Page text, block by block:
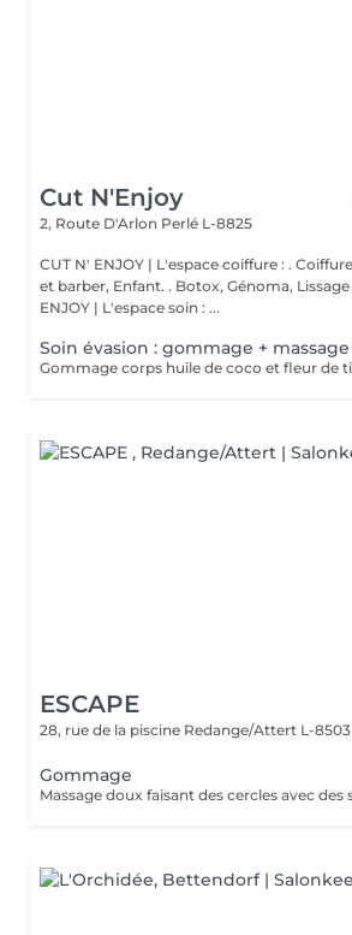
Cut N'Enjoy
2, Route D'Arlon Perlé L-8825
CUT N' ENJOY | L'espace coiffure : . Coiffure Femme, Homme
et barber, Enfant. . Botox, Génoma, Lissage Brésilien. CARE N'
ENJOY | L'espace soin : ...
Soin évasion : gommage + massage
ESCAPE
28, rue de la piscine Redange/Attert L-8503
Gommage